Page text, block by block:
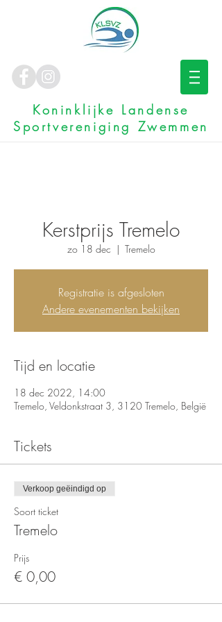
Koninklijke Landense
Sportvereniging Zwemmen
Kerstprijs Tremelo
zo 18 dec
  |
Tremelo
Registratie is afgesloten
Andere evenementen bekijken
Tijd en locatie
18 dec 2022, 14:00
Tremelo, Veldonkstraat 3, 3120 Tremelo, België
Tickets
Verkoop geëindigd op
Soort ticket
Tremelo
Prijs
€ 0,00